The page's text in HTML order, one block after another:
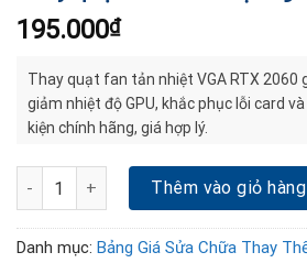
195.000₫
Thay quạt fan tản nhiệt VGA RTX 2060
giảm nhiệt độ GPU, khắc phục lỗi card
kiện chính hãng, giá hợp lý.
Thay quạt fan tản nhiệt Vga RTX 2060
Thêm vào giỏ hàng
Danh mục: Bảng Giá Sửa Chữa Thay